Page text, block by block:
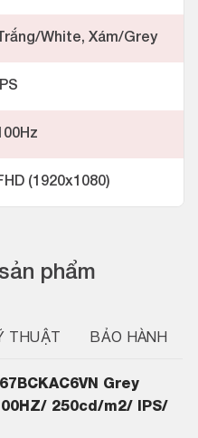
phẩm
THUẬT BẢO HÀNH
Grey
250cd/m2/ IPS/
Trắng/White, Xám/Grey
IPS
(1920x1080)